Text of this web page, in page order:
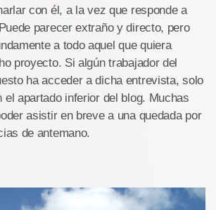
con él, a la vez que responde a
parecer extraño y directo, pero
a todo aquel que quiera
proyecto. Si algún trabajador del
ha acceder a dicha entrevista, solo
el apartado inferior del blog. Muchas
asistir en breve a una quedada por
de antemano.